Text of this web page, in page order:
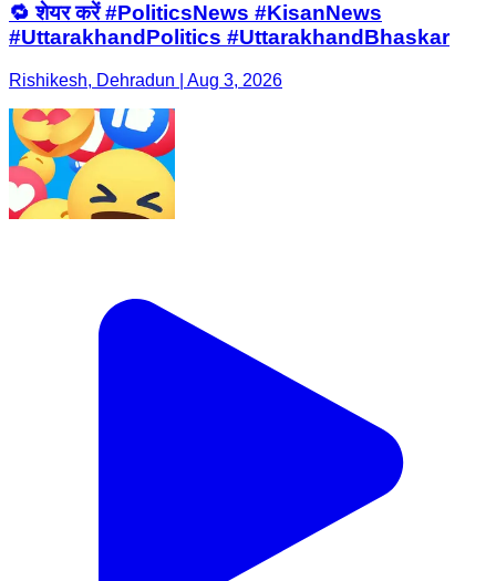
🔁 शेयर करें #PoliticsNews #KisanNews
#UttarakhandPolitics #UttarakhandBhaskar
Rishikesh, Dehradun | Aug 3, 2026